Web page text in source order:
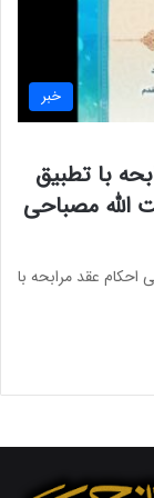
خبر
با تطبیق
الله مصباحی
عقد مرابحه با